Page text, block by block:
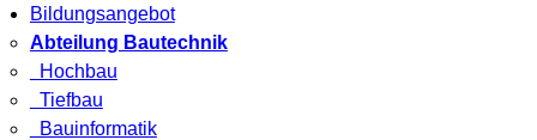
Bildungsangebot
Abteilung Bautechnik
Hochbau
Tiefbau
Bauinformatik